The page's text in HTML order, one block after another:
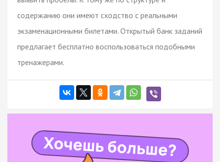
содержанию они имеют сходство с реальными
экзаменационными билетами. Открытый банк заданий
предлагает бесплатно воспользоваться подобными
тренажерами.